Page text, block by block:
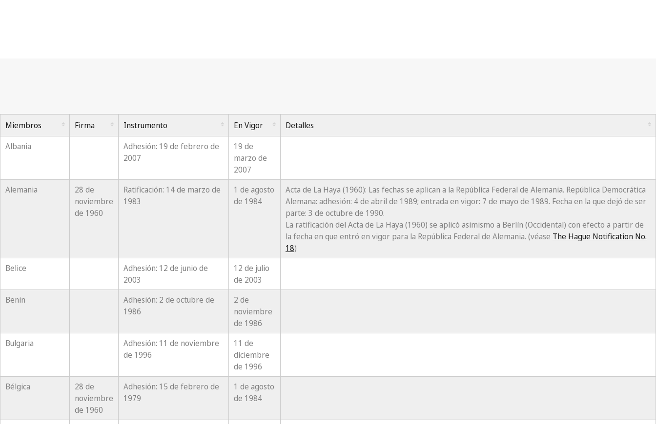
Miembros Firma Instrumento En Vigor
Detalles
Albania
Adhesión: 19 de febrero de
2007
19 de
marzo de
2007
Alemania
28 de
noviembre
de 1960
Ratificación: 14 de marzo de
1983
1 de agosto
de 1984
Acta de La Haya (1960): Las fechas se aplican a la República Federal de Alemania. República Democrática
Alemana: adhesión: 4 de abril de 1989; entrada en vigor: 7 de mayo de 1989. Fecha en la que dejó de ser
parte: 3 de octubre de 1990.
La ratificación del Acta de La Haya (1960) se aplicó asimismo a Berlín (Occidental) con efecto a partir de
la fecha en que entró en vigor para la República Federal de Alemania. (véase The Hague Notification No.
18)
Belice
Adhesión: 12 de junio de
2003
12 de julio
de 2003
Benin
Adhesión: 2 de octubre de
1986
2 de
noviembre
de 1986
Bulgaria
Adhesión: 11 de noviembre
de 1996
11 de
diciembre
de 1996
Bélgica
28 de
noviembre
de 1960
Adhesión: 15 de febrero de
1979
1 de agosto
de 1984